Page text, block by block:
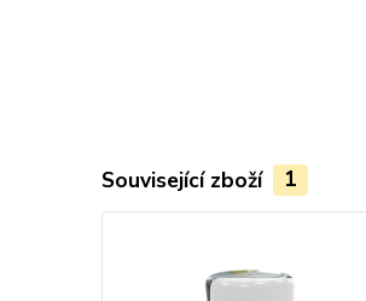
Související zboží 1